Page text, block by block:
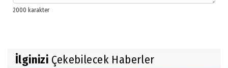
İlginizi Çekebilecek Haberler